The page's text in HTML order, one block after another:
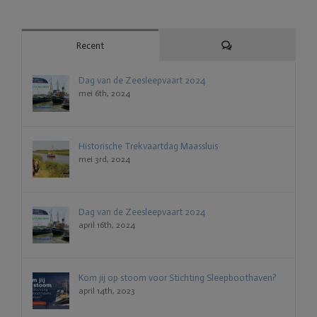
Recent Reacties
Dag van de Zeesleepvaart 2024
mei 6th, 2024
Historische Trekvaartdag Maassluis
mei 3rd, 2024
Dag van de Zeesleepvaart 2024
april 16th, 2024
Kom jij op stoom voor Stichting Sleepboothaven?
april 14th, 2023